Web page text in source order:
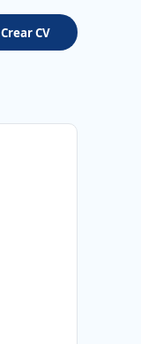
Crear CV